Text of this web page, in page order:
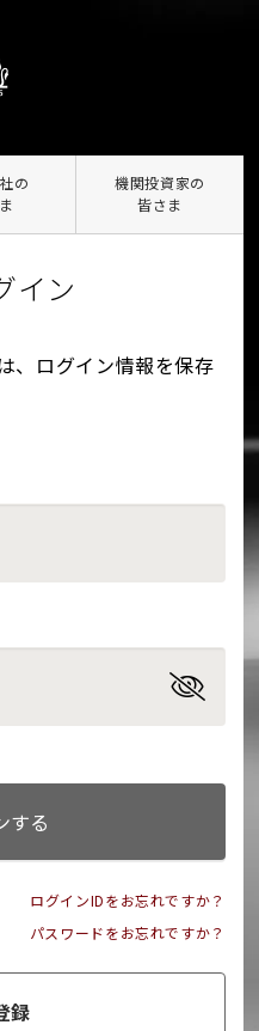
の
機関投資家の
皆さま
イン
、ログイン情報を保存
する
ログインIDをお忘れですか？
パスワードをお忘れですか？
録